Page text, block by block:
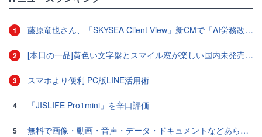
1 藤原竜也さん、「SKYSEA Client View」新CMで「AI労務改善」をアピール 働き方をAIが分析したら「すぐに休んで」と言われる？
2 [本日の一品]黄色い文字盤とスマイル窓が楽しい国内未発売のCASIO「AMW-880D」
3 スマホより便利 PC版LINE活用術
4 「JISLIFE Pro1mini」を辛口評価
5
無料で画像・動画・音声・データ・ドキュメントなどあらゆるファイルを自分のローカルPC内で変換できるオープンソースのセルフホスト型ファイルコンバーター「Transmute」、ファイルサイズ制限や透かしの追加など一切なしでユーザー作成も可能